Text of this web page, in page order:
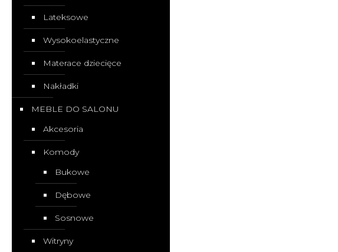
Lateksowe
Wysokoelastyczne
Materace dziecięce
Nakładki
MEBLE DO SALONU
Akcesoria
Komody
Bukowe
Dębowe
Sosnowe
Witryny